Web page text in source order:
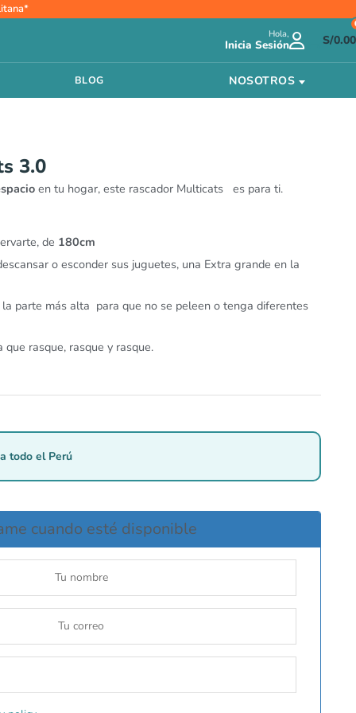
Hola,
Inicia Sesión S/0.00
BLOG NOSOTROS
3.0
en tu hogar, este rascador Multicats es para ti.
de 180cm
o esconder sus juguetes, una Extra grande en la
la parte más alta para que no se peleen o tenga diferentes
rasque, rasque y rasque.
todo el Perú
cuando esté disponible